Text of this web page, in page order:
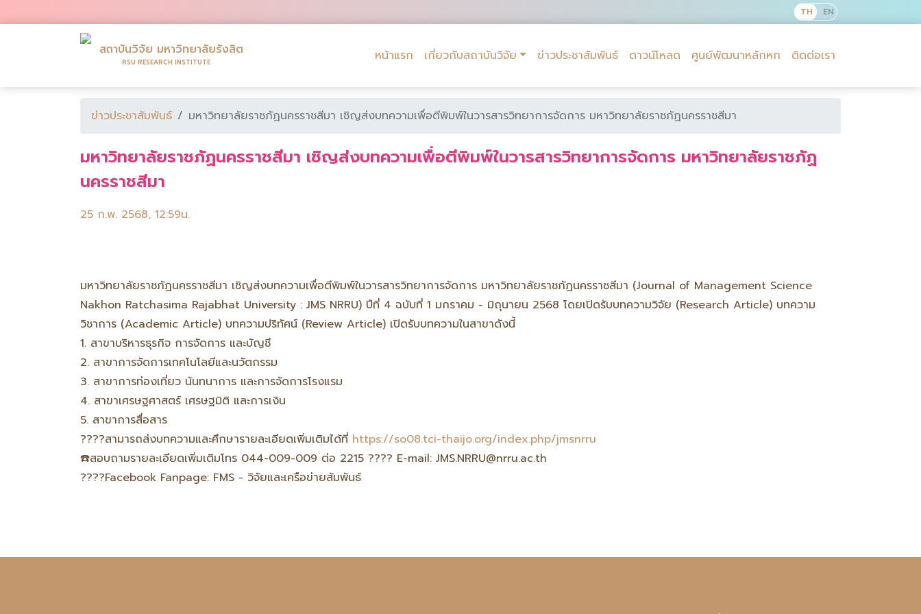
สถาบันวิจัย มหาวิทยาลัยรังสิต
RSU RESEARCH INSTITUTE หน้าแรก เกี่ยวกับสถาบันวิจัย ข่าวประชาสัมพันธ์ ดาวน์โหลด ศูนย์พัฒนาหลักหก ติดต่อเรา
ข่าวประชาสัมพันธ์ มหาวิทยาลัยราชภัฏนครราชสีมา เชิญส่งบทความเพื่อตีพิมพ์ในวารสารวิทยาการจัดการ มหาวิทยาลัยราชภัฏนครราชสีมา
มหาวิทยาลัยราชภัฏนครราชสีมา เชิญส่งบทความเพื่อตีพิมพ์ในวารสารวิทยาการจัดการ มหาวิทยาลัยราชภัฏ
นครราชสีมา
25 ก.พ. 2568, 12:59น.
มหาวิทยาลัยราชภัฏนครราชสีมา เชิญส่งบทความเพื่อตีพิมพ์ในวารสารวิทยาการจัดการ มหาวิทยาลัยราชภัฏนครราชสีมา (Journal of Management Science
Nakhon Ratchasima Rajabhat University : JMS NRRU) ปีที่ 4 ฉบับที่ 1 มกราคม - มิถุนายน 2568 โดยเปิดรับบทความวิจัย (Research Article) บทความ
วิชาการ (Academic Article) บทความปริทัศน์ (Review Article) เปิดรับบทความในสาขาดังนี้
1. สาขาบริหารธุรกิจ การจัดการ และบัญชี
2. สาขาการจัดการเทคโนโลยีและนวัตกรรม
3. สาขาการท่องเที่ยว นันทนาการ และการจัดการโรงแรม
4. สาขาเศรษฐศาสตร์ เศรษฐมิติ และการเงิน
5. สาขาการสื่อสาร
????สามารถส่งบทความและศึกษารายละเอียดเพิ่มเติมได้ที่ https://so08.tci-thaijo.org/index.php/jmsnrru
☎️สอบถามรายละเอียดเพิ่มเติมโทร 044-009-009 ต่อ 2215 ???? E-mail: JMS.NRRU@nrru.ac.th
????Facebook Fanpage: FMS - วิจัยและเครือข่ายสัมพันธ์